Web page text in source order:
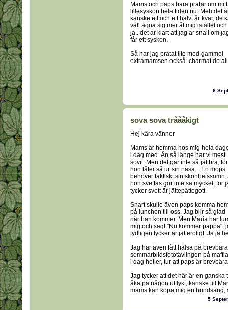
Mams och paps bara pratar om mitt
lillesyskon hela tiden nu. Meh det
kanske ett och ett halvt år kvar, de
väll ägna sig mer åt mig istället och
ja.. det är klart att jag är snäll om
får ett syskon.
Så har jag pratat lite med gammel
extramamsen också. charmat de
6
sova sova tråååkigt
Hej kära vänner
Mams är hemma hos mig hela
i dag med. Än så länge har vi mest
sovit. Men det går inte så jättbra, för
hon låter så ur sin näsa... En mops
behöver faktiskt sin skönhetssömn.
hon svettas gör inte så mycket, för
tycker svett är jättepättegott.
Snart skulle även paps komma
på lunchen till oss. Jag blir så glad
när han kommer. Men Maria har
mig och sagt "Nu kommer pappa",
tydligen tycker är jätteroligt. Ja ja
Jag har även fått hälsa på
sommarbildsfototävlingen på
i dag heller, tur att paps är
Jag tycker att det här är en
åka på någon utflykt, kanske till
mams kan köpa mig en
5